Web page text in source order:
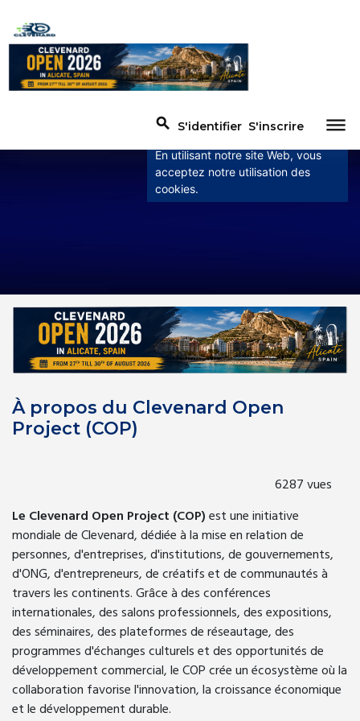
dehaze
search S'identifier S'inscrire
À propos du Clevenard Open
Project (COP)
6287 vues
Le Clevenard Open Project (COP)est une initiative
mondiale de Clevenard, dédiée à la mise en relation de
personnes, d'entreprises, d'institutions, de gouvernements,
d'ONG, d'entrepreneurs, de créatifs et de communautés à
travers les continents. Grâce à des conférences
internationales, des salons professionnels, des expositions,
des séminaires, des plateformes de réseautage, des
programmes d'échanges culturels et des opportunités de
développement commercial, le COP crée un écosystème où la
collaboration favorise l'innovation, la croissance économique
et le développement durable.
Ce site utilise des
cookies
Ce site utilise des cookies pour
En utilisant notre site Web, vous
acceptez notre utilisation des
cookies.